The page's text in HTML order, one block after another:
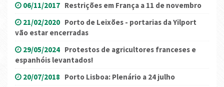
06/11/2017 Restrições em França a 11 de novembro
21/02/2020 Porto de Leixões - portarias da Yilport
vão estar encerradas
29/05/2024 Protestos de agricultores franceses e
espanhóis levantados!
20/07/2018 Porto Lisboa: Plenário a 24 julho